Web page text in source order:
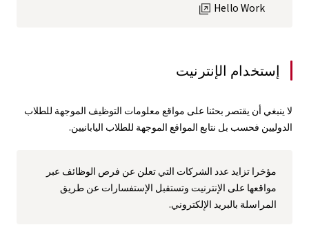
Hello Work
إستخدام الإنترنيت
لا ينبغي أن يقتصر بحثنا على مواقع معلومات التوظيف الموجهة للطلاب
الدوليين فحسب بل نتابع المواقع الموجهة للطلاب اليابانيين.
مؤخرا تزايد عدد الشركات التي تعلن عن فرص الوظائف عبر
مواقعها على الإنترنيت وتستقبل الإستفسارات عن طريق
المراسلة بالبريد الإلكتروني.